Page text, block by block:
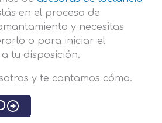
en el proceso de
y necesitas
o para iniciar el
tu disposición.
y te contamos cómo.